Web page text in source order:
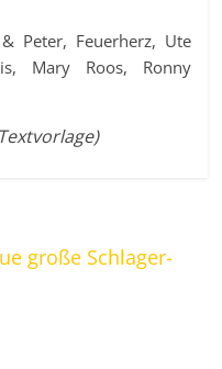
Peter, Feuerherz, Ute
Mary Roos, Ronny
große Schlager-